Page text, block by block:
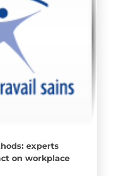
experts
on workplace